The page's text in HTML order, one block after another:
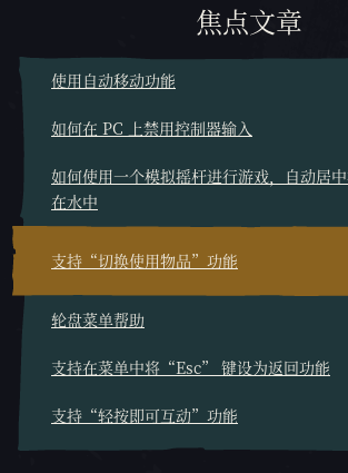
焦点文章
使用自动移动功能
如何在 PC 上禁用控制器输入
如何使用一个模拟摇杆进行游戏，自动居
在水中
支持“切换使用物品”功能
轮盘菜单帮助
支持在菜单中将“Esc” 键设为返回功能
支持“轻按即可互动”功能